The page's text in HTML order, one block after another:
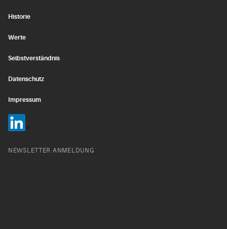
Historie
Werte
Selbstverständnis
Datenschutz
Impressum
NEWSLETTER ANMELDUNG